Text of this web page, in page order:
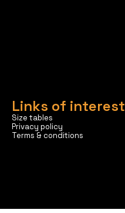
Links of interest
Size tables
Privacy policy
Terms & conditions